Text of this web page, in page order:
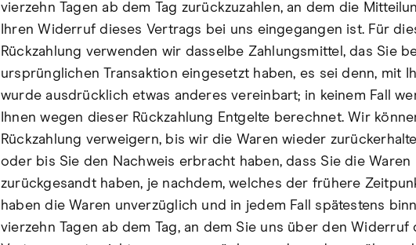
vierzehn Tagen ab dem Tag zurückzuzahlen, an dem die
Ihren Widerruf dieses Vertrags bei uns eingegangen ist. Für
Rückzahlung verwenden wir dasselbe Zahlungsmittel, das Sie
ursprünglichen Transaktion eingesetzt haben, es sei denn, mit
wurde ausdrücklich etwas anderes vereinbart; in keinem Fall
Ihnen wegen dieser Rückzahlung Entgelte berechnet. Wir
Rückzahlung verweigern, bis wir die Waren wieder
oder bis Sie den Nachweis erbracht haben, dass Sie die Waren
zurückgesandt haben, je nachdem, welches der frühere
haben die Waren unverzüglich und in jedem Fall spätestens
vierzehn Tagen ab dem Tag, an dem Sie uns über den Widerruf